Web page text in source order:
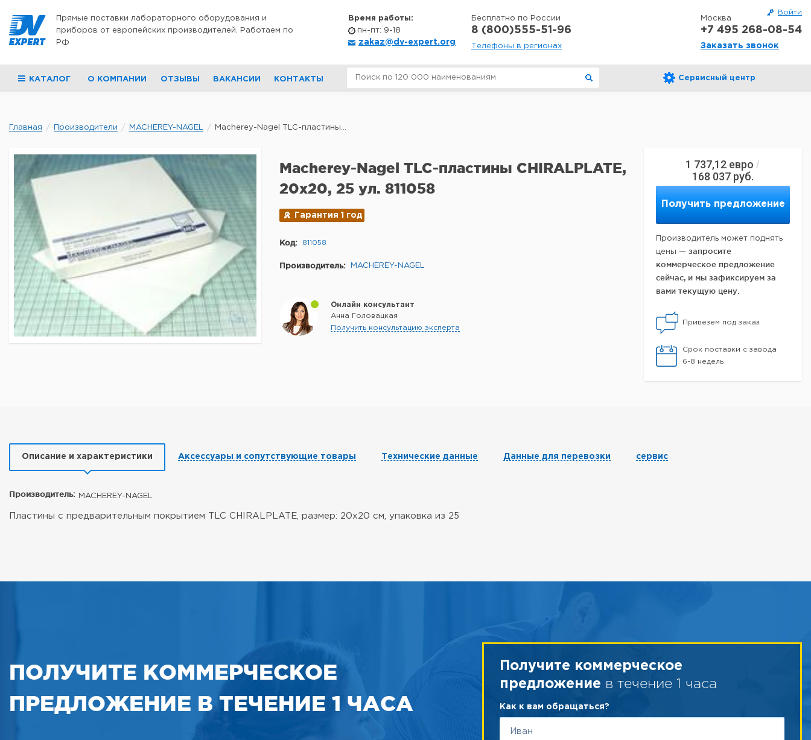
Войти
Прямые поставки лабораторного оборудования и
приборов от европейских производителей. Работаем по
РФ
Время работы:
пн-пт: 9-18
zakaz@dv-expert.org
Бесплатно по России
8 (800)555-51-96
Телефоны в регионах
Москва
+7 495 268-08-54
Заказать звонок
КАТАЛОГ О КОМПАНИИ ОТЗЫВЫ ВАКАНСИИ КОНТАКТЫ Сервисный центр
Главная Производители MACHEREY-NAGEL Macherey-Nagel TLC-пластины...
1 737,12 евро /
168 037 руб.
Получить предложение
Производитель может поднять
цены — запросите
коммерческое предложение
сейчас, и мы зафиксируем за
вами текущую цену.
Привезем под заказ
Срок поставки с завода
6-8 недель
Macherey-Nagel TLC-пластины CHIRALPLATE,
20x20, 25 ул. 811058
Гарантия 1 год
Код: 811058
Производитель: MACHEREY-NAGEL
Онлайн консультант
Анна Головацкая
Получить консультацию эксперта
Описание и характеристики Аксессуары и сопутствующие товары Технические данные Данные для перевозки сервис
Производитель: MACHEREY-NAGEL
Пластины с предварительным покрытием TLC CHIRALPLATE, размер: 20x20 см, упаковка из 25
ПОЛУЧИТЕ КОММЕРЧЕСКОЕ
ПРЕДЛОЖЕНИЕ В ТЕЧЕНИЕ 1 ЧАСА
Получите коммерческое
предложение в течение 1 часа
Как к вам обращаться?